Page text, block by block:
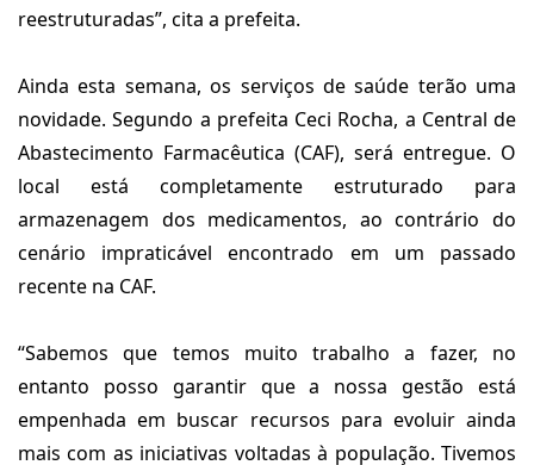
reestruturadas”, cita a prefeita.
Ainda esta semana, os serviços de saúde terão uma
novidade. Segundo a prefeita Ceci Rocha, a Central de
Abastecimento Farmacêutica (CAF), será entregue. O
local está completamente estruturado para
armazenagem dos medicamentos, ao contrário do
cenário impraticável encontrado em um passado
recente na CAF.
“Sabemos que temos muito trabalho a fazer, no
entanto posso garantir que a nossa gestão está
empenhada em buscar recursos para evoluir ainda
mais com as iniciativas voltadas à população. Tivemos